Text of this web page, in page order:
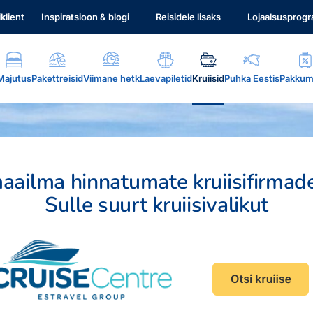
Inspiratsioon & blogi Reisidele lisaks
PakettreisidViimane hetkLaevapiletidKruiisidPuhka Eestis
hinnatumate
Sulle suurt kruiisivalikut